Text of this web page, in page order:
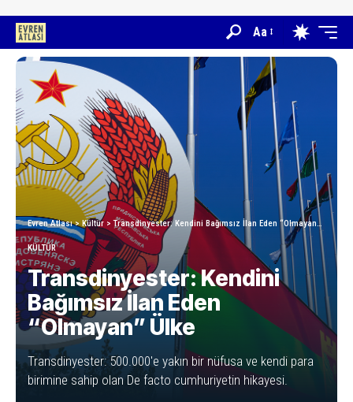
Aa
Evren Atlası> Kültür >Transdinyester: Kendini Bağımsız İlan Eden “Olmayan” Ülke
KÜLTÜR
Transdinyester: Kendini
Bağımsız İlan Eden
“Olmayan” Ülke
Transdinyester: 500.000'e yakın bir nüfusa ve kendi para
birimine sahip olan De facto cumhuriyetin hikayesi.